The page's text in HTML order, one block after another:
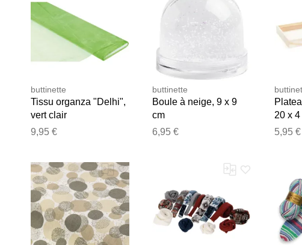
buttinette
Tissu organza "Delhi",
vert clair
9,95 €
buttinette
Boule à neige, 9 x 9
cm
6,95 €
20 x 4
5,95 €
Merci pour votre avis
Notre équipe va maintenant examiner vos